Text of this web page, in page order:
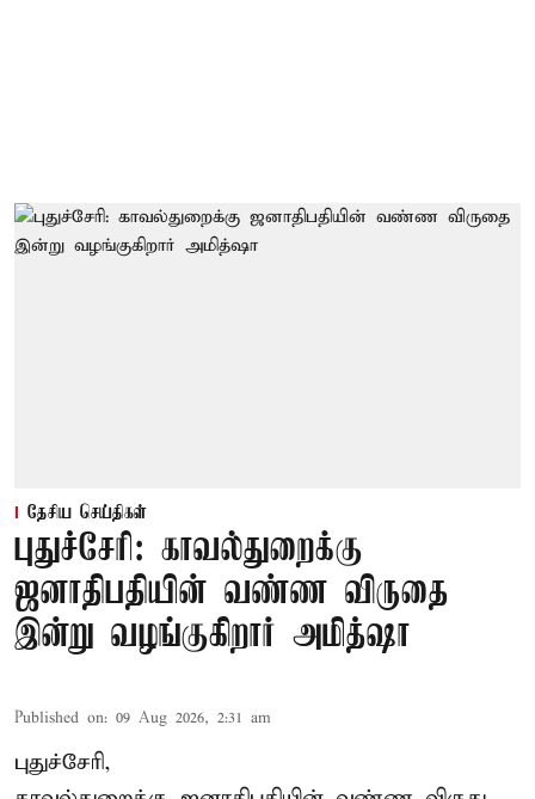
தேசிய செய்திகள்
புதுச்சேரி: காவல்துறைக்கு
ஜனாதிபதியின் வண்ண விருதை
இன்று வழங்குகிறார் அமித்ஷா
Published on: 09 Aug 2026, 2:31 am
புதுச்சேரி,